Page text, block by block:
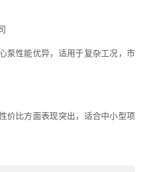
泵性能优异，适用于复杂工况，市
价比方面表现突出，适合中小型项